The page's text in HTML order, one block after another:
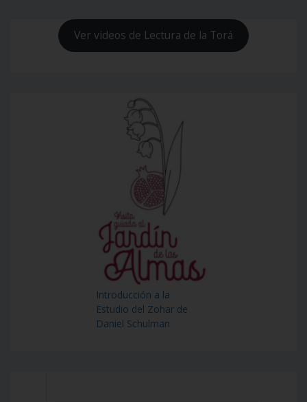
Ver videos de Lectura de la Torá
Introducción a la
Estudio del Zohar de
Daniel Schulman